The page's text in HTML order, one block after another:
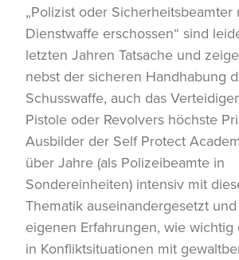
„Polizist oder
Dienstwaffe erschossen“ sind
letzten Jahren Tatsache und
nebst der sicheren Handhabung
Schusswaffe, auch das
Pistole oder Revolvers höchste
Ausbilder der Self Protect
über Jahre (als Polizeibeamte in
Sondereinheiten) intensiv mit
Thematik auseinandergesetzt
eigenen Erfahrungen, wie wichtig
in Konfliktsituationen mit